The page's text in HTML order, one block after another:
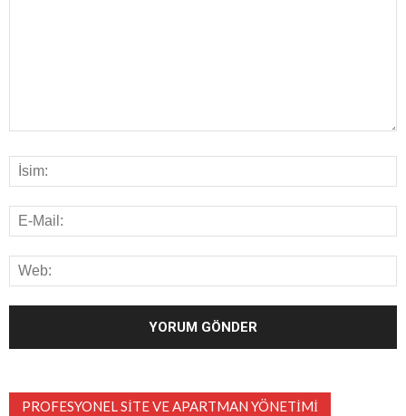
PROFESYONEL SITE VE APARTMAN YÖNETIMI